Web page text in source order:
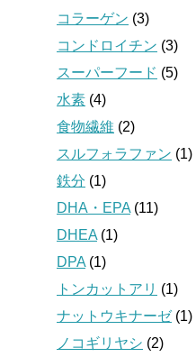
コラーゲン (3)
コンドロイチン (3)
スーパーフード (5)
水素 (4)
食物繊維 (2)
スルフォラファン (1)
鉄分 (1)
DHA・EPA(11)
DHEA(1)
DPA(1)
トンカットアリ (1)
ナットウキナーゼ(1)
ノコギリヤシ (2)